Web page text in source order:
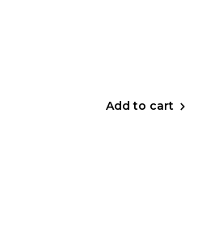
Add to cart